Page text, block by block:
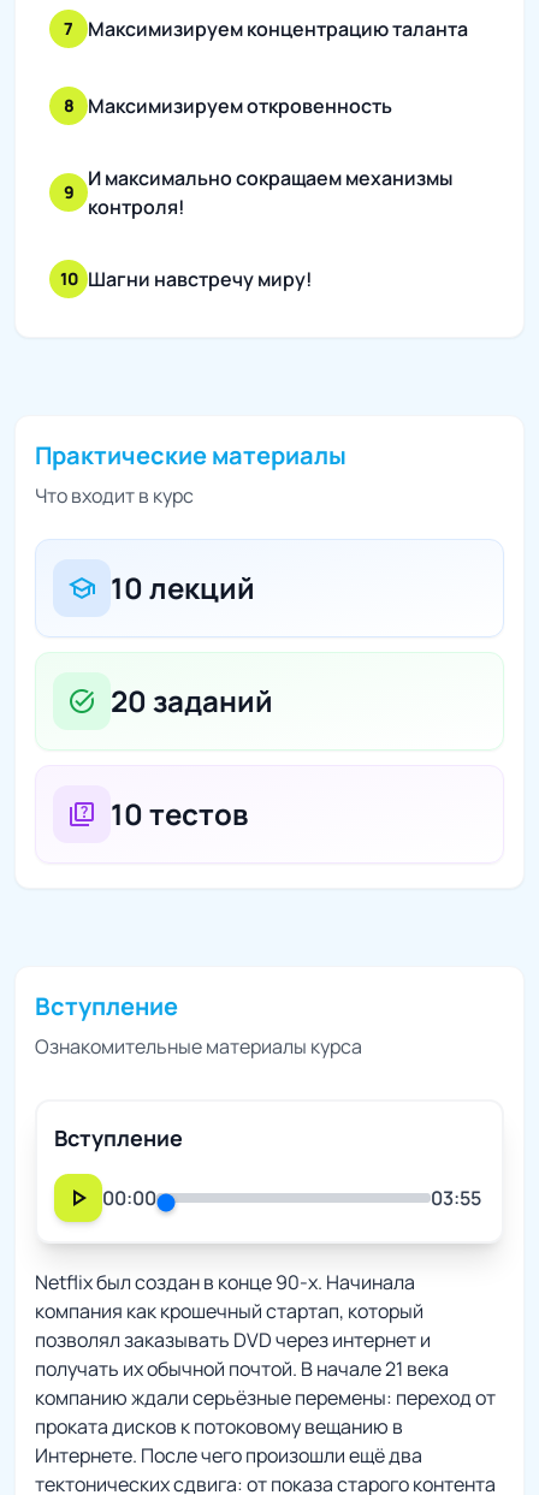
7 Максимизируем концентрацию таланта
8 Максимизируем откровенность
9
И максимально сокращаем механизмы
контроля!
10 Шагни навстречу миру!
Практические материалы
Что входит в курс
school 10 лекций
task_alt 20 заданий
quiz 10 тестов
Вступление
Ознакомительные материалы курса
Вступление
play_arrow 00:00 03:55
Netflix был создан в конце 90-х. Начинала
компания как крошечный стартап, который
позволял заказывать DVD через интернет и
получать их обычной почтой. В начале 21 века
компанию ждали серьёзные перемены: переход от
проката дисков к потоковому вещанию в
Интернете. После чего произошли ещё два
тектонических сдвига: от показа старого контента